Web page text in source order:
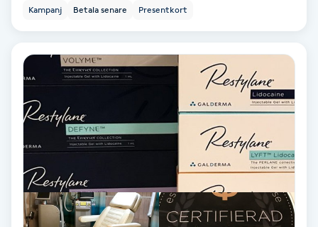
Ny frisyr
Olaplex
Olaplexbehandling
Ombre
Ombre brows
Kampanj Betala senare Presentkort